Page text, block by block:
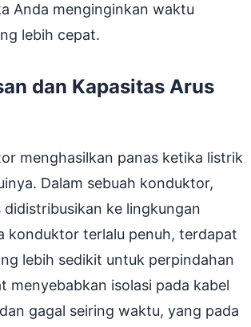
Anda menginginkan waktu
lebih cepat.
dan Kapasitas Arus
menghasilkan panas ketika listrik
Dalam sebuah konduktor,
didistribusikan ke lingkungan
konduktor terlalu penuh, terdapat
lebih sedikit untuk perpindahan
menyebabkan isolasi pada kabel
gagal seiring waktu, yang pada